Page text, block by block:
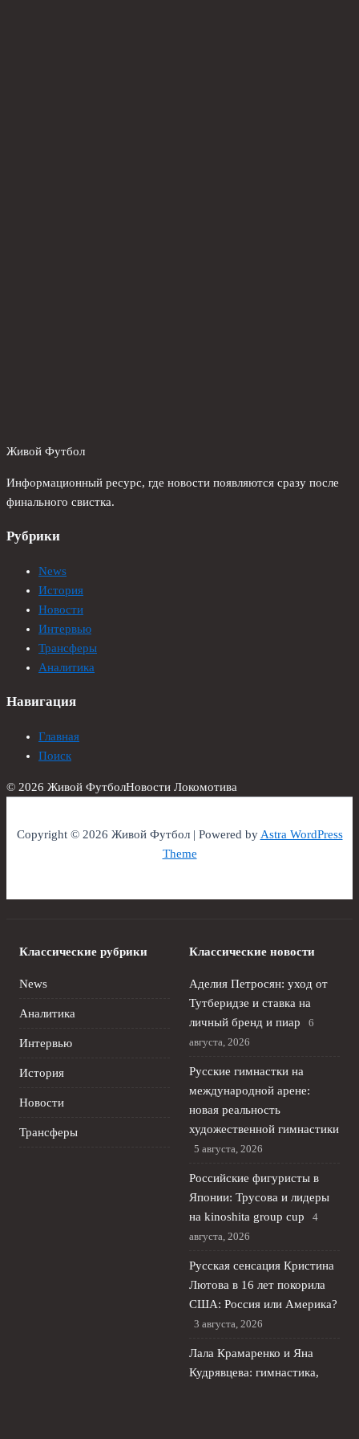
Живой Футбол
Информационный ресурс, где новости появляются сразу после
финального свистка.
Рубрики
News
История
Новости
Интервью
Трансферы
Аналитика
Навигация
Главная
Поиск
© 2026 Живой ФутболНовости Локомотива
Copyright © 2026 Живой Футбол | Powered byAstra WordPress
Theme
Классические рубрики
News
Аналитика
Интервью
История
Новости
Трансферы
Классические новости
Аделия Петросян: уход от
Тутберидзе и ставка на
личный бренд и пиар
6
августа, 2026
Русские гимнастки на
международной арене:
новая реальность
художественной гимнастики
5 августа, 2026
Российские фигуристы в
Японии: Трусова и лидеры
на kinoshita group cup
4
августа, 2026
Русская сенсация Кристина
Лютова в 16 лет покорила
США: Россия или Америка?
3 августа, 2026
Лала Крамаренко и Яна
Кудрявцева: гимнастика,